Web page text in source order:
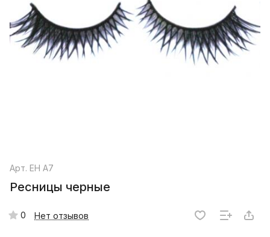
Арт. EH A7
Ресницы черные
0 Нет отзывов